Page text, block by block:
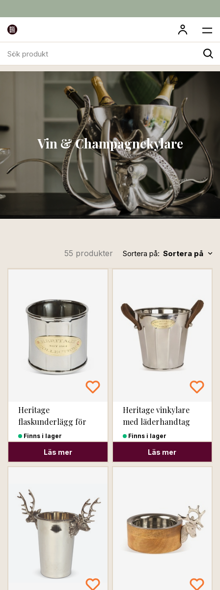
produktVinkällare
Vin & Champagnekylare
55 produkter Sortera på: Sortera på
Heritage
flaskunderlägg för
vinFinns i lager
Läs mer
Heritage vinkylare
med läderhandtag
Finns i lager
Läs mer